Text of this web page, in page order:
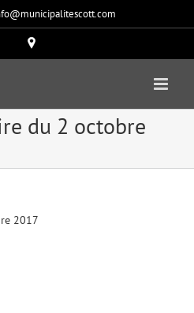
Facebook
Carte
du 2 octobre
2017